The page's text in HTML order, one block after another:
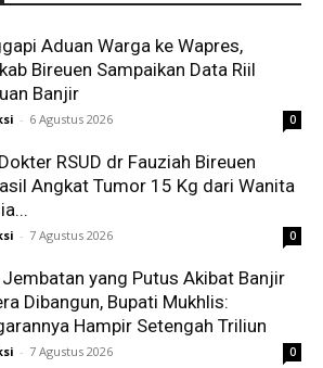
Aduan Warga ke Wapres,
Bireuen Sampaikan Data Riil
Banjir
- 6 Agustus 2026 0
RSUD dr Fauziah Bireuen
Angkat Tumor 15 Kg dari Wanita
- 7 Agustus 2026 0
yang Putus Akibat Banjir
Dibangun, Bupati Mukhlis:
Hampir Setengah Triliun
- 7 Agustus 2026 0